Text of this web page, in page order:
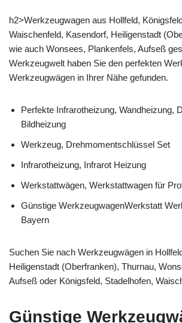
h2>Werkzeugwagen aus Hollfeld,
Waischenfeld, Kasendorf, Heiligenstadt
wie auch Wonsees, Plankenfels, Aufseß
Werkzeugwelt haben Sie den perfekten
Werkzeugwägen in Ihrer Nähe gefunden.
Perfekte Infrarotheizung, Wandheizung,
Bildheizung
Werkzeug, Drehmomentschlüssel Set
Infrarotheizung, Infrarot Heizung
Werkstattwägen, Werkstattwagen für
Günstige WerkzeugwagenWerkstatt
Bayern
Suchen Sie nach Werkzeugwägen in
Heiligenstadt (Oberfranken), Thurnau,
Aufseß oder Königsfeld, Stadelhofen,
Günstige